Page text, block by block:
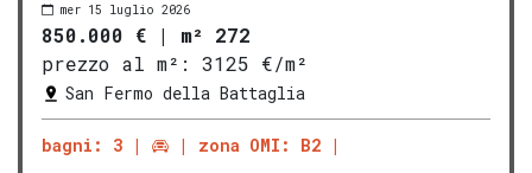
mer 15 luglio 2026
850.000 € | m² 272
prezzo al m²:
3125 €/m²
San Fermo della Battaglia
bagni: 3 zona OMI: B2